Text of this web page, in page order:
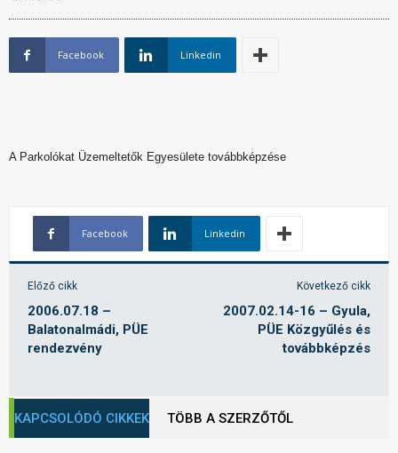
Facebook Linkedin
A Parkolókat Üzemeltetők Egyesülete továbbképzése
Facebook Linkedin
Előző cikk
2006.07.18 –
Balatonalmádi, PÜE
rendezvény
Következő cikk
2007.02.14-16 – Gyula,
PÜE Közgyűlés és
továbbképzés
KAPCSOLÓDÓ CIKKEK TÖBB A SZERZŐTŐL